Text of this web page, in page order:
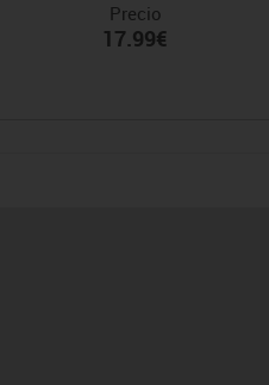
Precio
17.99€